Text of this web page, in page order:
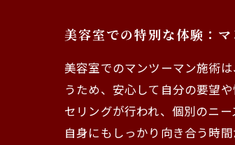
美容室での特別な体験：
美容室でのマンツーマン施術
うため、安心して自分の要望
セリングが行われ、個別のニ
自身にもしっかり向き合う時